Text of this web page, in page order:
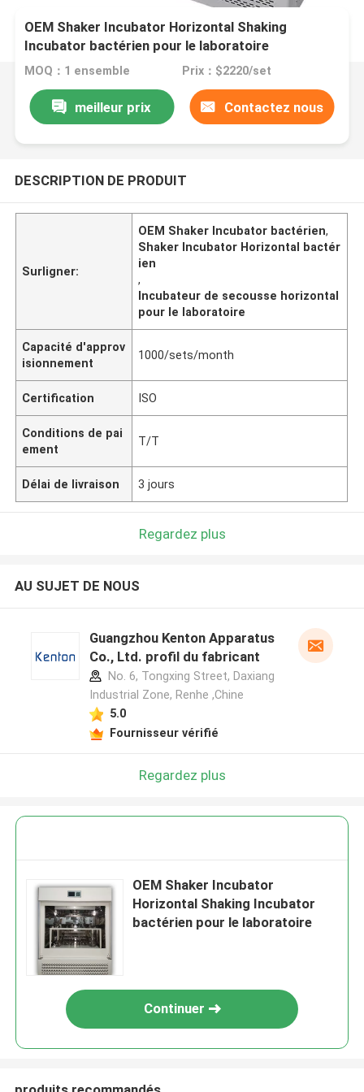
OEM Shaker Incubator Horizontal Shaking
Incubator bactérien pour le laboratoire
MOQ：1 ensemble Prix：$2220/set
meilleur prix Contactez nous
DESCRIPTION DE PRODUIT
Surligner:
OEM Shaker Incubator bactérien,
Shaker Incubator Horizontal bactér
ien
,
Incubateur de secousse horizontal
pour le laboratoire
Capacité d'approv
isionnement
1000/sets/month
Certification ISO
Conditions de pai
ement
T/T
Délai de livraison 3 jours
Regardez plus
AU SUJET DE NOUS
Guangzhou Kenton Apparatus
Co., Ltd. profil du fabricant
No. 6, Tongxing Street, Daxiang
Industrial Zone, Renhe ,Chine
5.0
Fournisseur vérifié
Regardez plus
OEM Shaker Incubator
Horizontal Shaking Incubator
bactérien pour le laboratoire
Continuer